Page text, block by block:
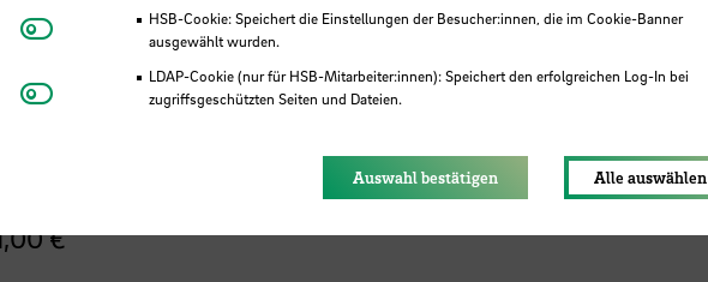
(Zuwendung)
€
HSB-Cookie: Speichert die Einstellungen der Besucher:innen, die im Cookie-Banner
ausgewählt wurden.
LDAP-Cookie (nur für HSB-Mitarbeiter:innen): Speichert den erfolgreichen Log-In bei
zugriffsgeschützten Seiten und Dateien.
Matomo
Youtube
Auswahl bestätigen Alle auswählen